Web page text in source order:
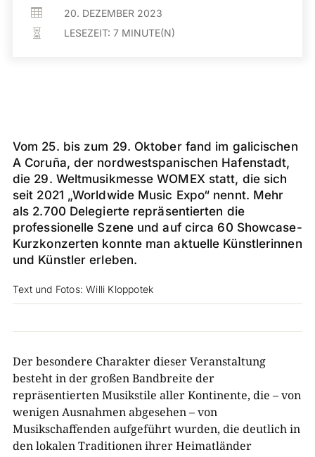
 20. DEZEMBER 2023
 LESEZEIT:7 MINUTE(N)
Vom 25. bis zum 29. Oktober fand im galicischen
A Coruña, der nordwestspanischen Hafenstadt,
die 29. Weltmusikmesse WOMEX statt, die sich
seit 2021 „Worldwide Music Expo“ nennt. Mehr
als 2.700 Delegierte repräsentierten die
professionelle Szene und auf circa 60 Showcase-
Kurzkonzerten konnte man aktuelle Künstlerinnen
und Künstler erleben.
Text und Fotos: Willi Kloppotek
Der besondere Charakter dieser Veranstaltung
besteht in der großen Bandbreite der
repräsentierten Musikstile aller Kontinente, die – von
wenigen Ausnahmen abgesehen – von
Musikschaffenden aufgeführt wurden, die deutlich in
den lokalen Traditionen ihrer Heimatländer